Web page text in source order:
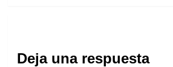
Deja una respuesta